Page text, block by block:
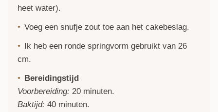
heet water).
Voeg een snufje zout toe aan het cakebeslag.
Ik heb een ronde springvorm gebruikt van 26
cm.
Bereidingstijd
Voorbereiding: 20 minuten.
Baktijd: 40 minuten.